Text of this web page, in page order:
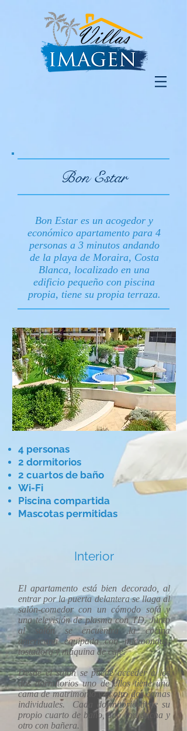
Bon Estar
Bon Estar es un acogedor y
económico apartamento para 4
personas a 3 minutos andando
de la playa de Moraira, Costa
Blanca, localizado en una
edificio pequeño con piscina
propia, tiene su propia terraza.
4 personas
2 dormitorios
2 cuartos de baño
Wi-Fi
Piscina compartida
Mascotas permitidas
Interior
El apartamento está bien decorado, al
entrar por la puerta delantera se llaga al
salón-comedor con un cómodo sofá y
una televisión de plasma con TD. Junto
al salón se encuentra la cocina
americana equipada con microondas,
tostadora y máquina de café.
Desde el salón se puede acceder a los
dos dormitorios uno de ellos tiene una
cama de matrimonio y el otro dos camas
individuales. Cada dormitorio tiene su
propio cuarto de baño, uno con ducha y
otro con bañera.